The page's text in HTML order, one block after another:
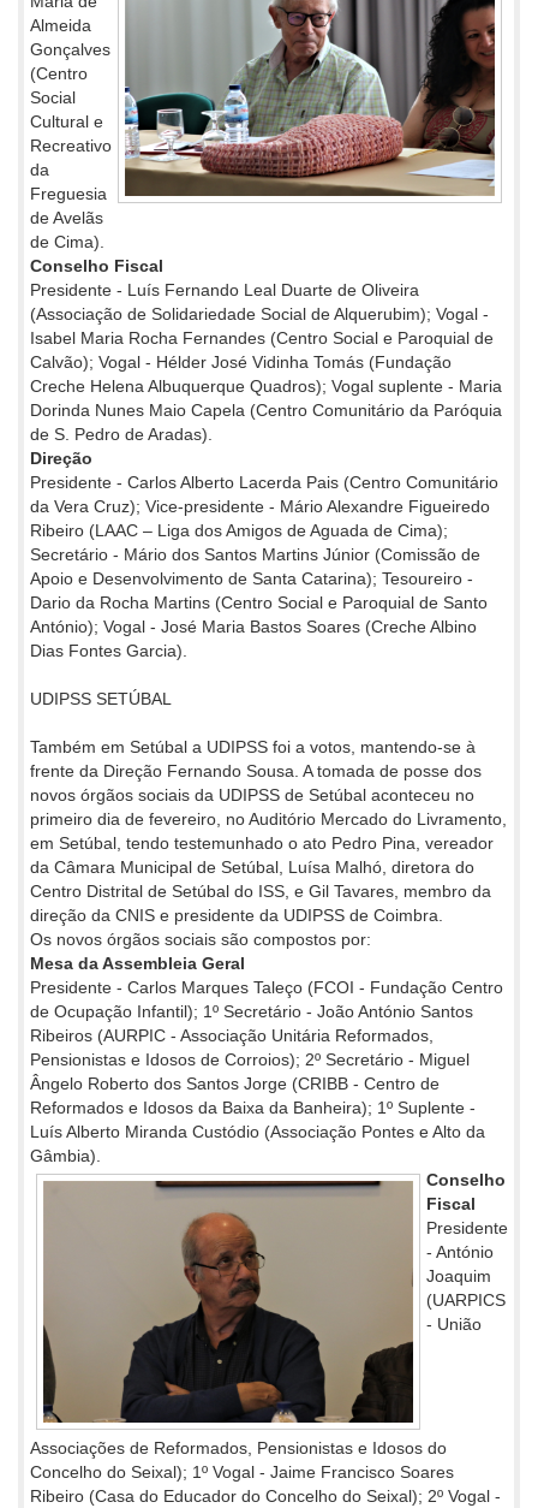
Almeida
Gonçalves
(Centro
Social
Cultural e
Recreativo
da
Freguesia
de Avelãs
de Cima).
Conselho Fiscal
Presidente - Luís Fernando Leal Duarte de Oliveira
(Associação de Solidariedade Social de Alquerubim); Vogal -
Isabel Maria Rocha Fernandes (Centro Social e Paroquial de
Calvão); Vogal - Hélder José Vidinha Tomás (Fundação
Creche Helena Albuquerque Quadros); Vogal suplente - Maria
Dorinda Nunes Maio Capela (Centro Comunitário da Paróquia
de S. Pedro de Aradas).
Direção
Presidente - Carlos Alberto Lacerda Pais (Centro Comunitário
da Vera Cruz); Vice-presidente - Mário Alexandre Figueiredo
Ribeiro (LAAC – Liga dos Amigos de Aguada de Cima);
Secretário - Mário dos Santos Martins Júnior (Comissão de
Apoio e Desenvolvimento de Santa Catarina); Tesoureiro -
Dario da Rocha Martins (Centro Social e Paroquial de Santo
António); Vogal - José Maria Bastos Soares (Creche Albino
Dias Fontes Garcia).
UDIPSS SETÚBAL
Também em Setúbal a UDIPSS foi a votos, mantendo-se à
frente da Direção Fernando Sousa. A tomada de posse dos
novos órgãos sociais da UDIPSS de Setúbal aconteceu no
primeiro dia de fevereiro, no Auditório Mercado do Livramento,
em Setúbal, tendo testemunhado o ato Pedro Pina, vereador
da Câmara Municipal de Setúbal, Luísa Malhó, diretora do
Centro Distrital de Setúbal do ISS, e Gil Tavares, membro da
direção da CNIS e presidente da UDIPSS de Coimbra.
Os novos órgãos sociais são compostos por:
Mesa da Assembleia Geral
Presidente - Carlos Marques Taleço (FCOI - Fundação Centro
de Ocupação Infantil); 1º Secretário - João António Santos
Ribeiros (AURPIC - Associação Unitária Reformados,
Pensionistas e Idosos de Corroios); 2º Secretário - Miguel
Ângelo Roberto dos Santos Jorge (CRIBB - Centro de
Reformados e Idosos da Baixa da Banheira); 1º Suplente -
Luís Alberto Miranda Custódio (Associação Pontes e Alto da
Gâmbia).
Conselho
Fiscal
Presidente
- António
Joaquim
(UARPICS
- União
Associações de Reformados, Pensionistas e Idosos do
Concelho do Seixal); 1º Vogal - Jaime Francisco Soares
Ribeiro (Casa do Educador do Concelho do Seixal); 2º Vogal -